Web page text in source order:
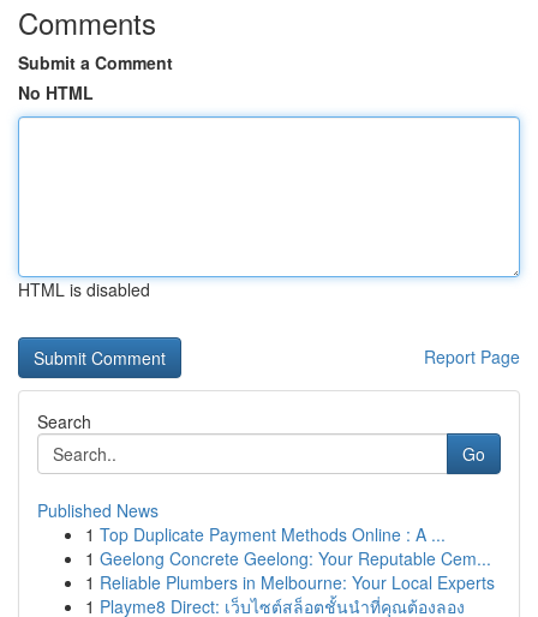
Comments
Submit a Comment
No HTML
HTML is disabled
Report Page
Search
Go
Published News
1 Top Duplicate Payment Methods Online : A ...
1 Geelong Concrete Geelong: Your Reputable Cem...
1 Reliable Plumbers in Melbourne: Your Local Experts
1 Playme8 Direct: เว็บไซต์สล็อตชั้นนำที่คุณต้องลอง